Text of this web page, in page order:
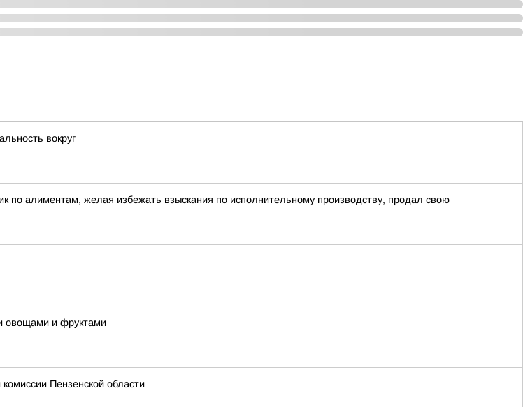
вокруг
по алиментам, желая избежать взыскания по исполнительному производству, продал свою
овощами и фруктами
Пензенской области